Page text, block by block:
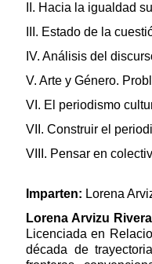
II. Hacia la igualdad
III. Estado de la
IV. Análisis del
V. Arte y Género.
VI. El periodismo
VII. Construir el
VIII. Pensar en
Imparten: Lorena
Lorena Arvizu Rivera
Licenciada en
década de